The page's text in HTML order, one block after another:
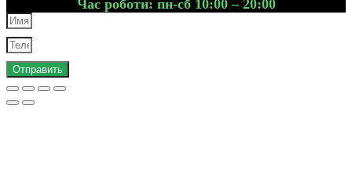
Час роботи: пн-сб 10:00 – 20:00
Отправить